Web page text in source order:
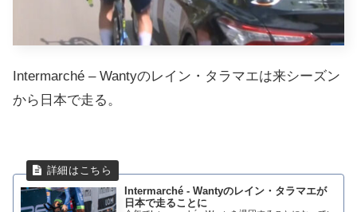
Intermarché – Wantyのレイン・タラマエは来シーズン
から日本で走る。
Intermarché - Wantyのレイン・タラマエが
日本で走ることに